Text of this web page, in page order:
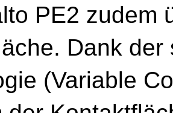
PE2 zudem
Dank
(Variable